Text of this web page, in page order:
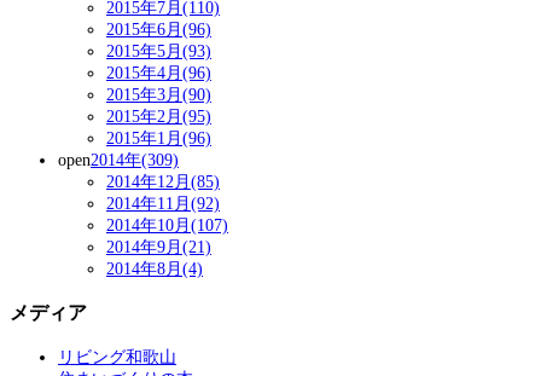
2015年7月(110)
2015年6月(96)
2015年5月(93)
2015年4月(96)
2015年3月(90)
2015年2月(95)
2015年1月(96)
open2014年(309)
2014年12月(85)
2014年11月(92)
2014年10月(107)
2014年9月(21)
2014年8月(4)
メディア
リビング和歌山